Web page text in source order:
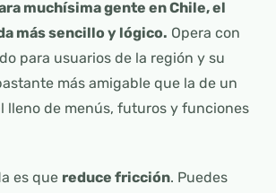
muchísima gente en Chile, el
más sencillo y lógico. Opera con
para usuarios de la región y su
más amigable que la de un
lleno de menús, futuros y funciones
es que reduce fricción. Puedes